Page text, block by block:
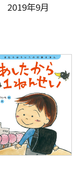
2019年9月